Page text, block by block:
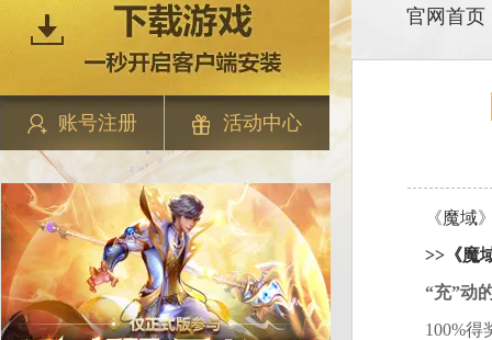
账号注册 活动中心
官网首页
《魔域
>>《魔
“充”动
100%得